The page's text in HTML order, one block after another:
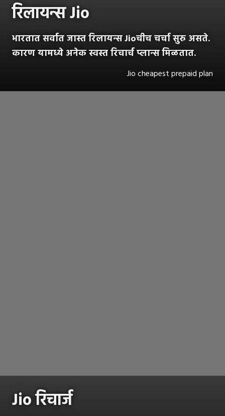
रिलायन्स Jio
भारतात सर्वात जास्त रिलायन्स Jioचीच चर्चा सुरु असते.
कारण यामध्ये अनेक स्वस्त रिचार्च प्लान्स मिळतात.
Jio cheapest prepaid plan
Jio रिचार्ज